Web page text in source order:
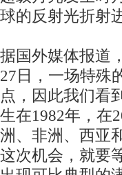
球的反射光折射
据国外媒体报道
27日，一场特殊
点，因此我们看
生在1982年，在
洲、非洲、西亚
这次机会，就要